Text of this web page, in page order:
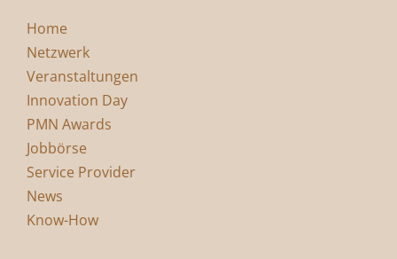
Home
Netzwerk
Veranstaltungen
Innovation Day
PMN Awards
Jobbörse
Service Provider
News
Know-How